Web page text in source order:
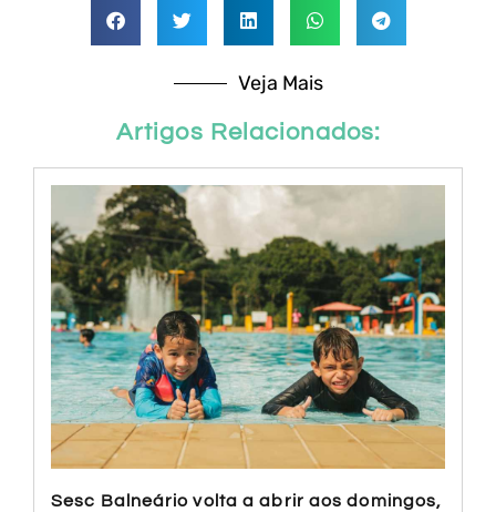
Veja Mais
Artigos Relacionados:
Sesc Balneário volta a abrir aos domingos,